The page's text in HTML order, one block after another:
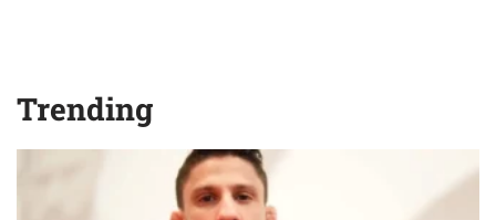
Trending